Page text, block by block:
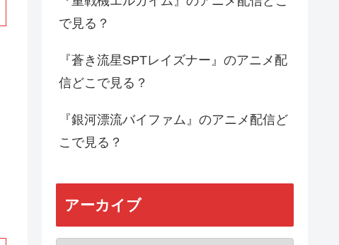
で見る？
『蒼き流星SPTレイズナー』のアニメ配
信どこで見る？
『銀河漂流バイファム』のアニメ配信ど
こで見る？
アーカイブ